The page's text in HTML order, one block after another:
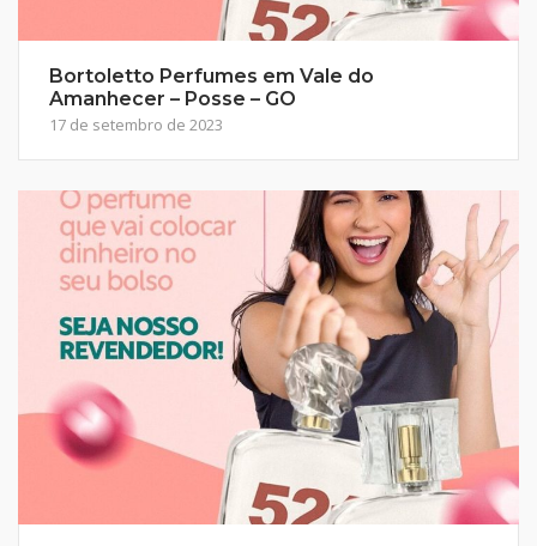
Bortoletto Perfumes em Vale do
Amanhecer – Posse – GO
17 de setembro de 2023